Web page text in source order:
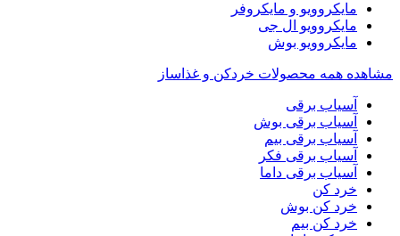
مایکروویو و مایکروفر
مایکروویو ال جی
مایکروویو بوش
مشاهده همه محصولات خردکن و غذاساز
آسیاب برقی
آسیاب برقی بوش
آسیاب برقی بیم
آسیاب برقی فکر
آسیاب برقی داما
خرد کن
خرد کن بوش
خرد کن بیم